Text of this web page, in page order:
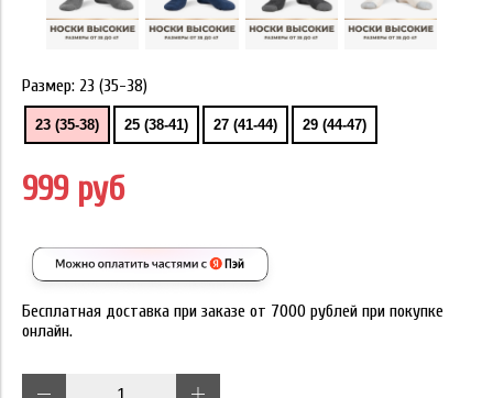
Размер: 23 (35-38)
23 (35-38) 25 (38-41) 27 (41-44) 29 (44-47)
999 руб
Бесплатная доставка при заказе от 7000 рублей при покупке
онлайн.